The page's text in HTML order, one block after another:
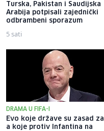
Turska, Pakistan i Saudijska
Arabija potpisali zajednički
odbrambeni sporazum
5 sati
DRAMA U FIFA-I
Evo koje države su zasad
a koje protiv Infantina na